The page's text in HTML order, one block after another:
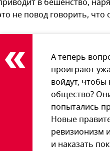
в бешенство,
не повод говорить,
А теперь
проиграют
войдут, чтобы
общество?
попытались
Новые
ревизионизм
и наказать